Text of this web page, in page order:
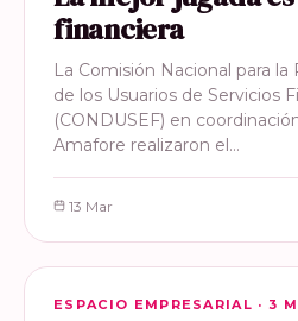
financiera
La Comisión Nacional para
de los Usuarios de Servicios
(CONDUSEF) en
Amafore realizaron el…
13 Mar
ESPACIO EMPRESARIAL
ESPACIO EMPRESARIAL · 3